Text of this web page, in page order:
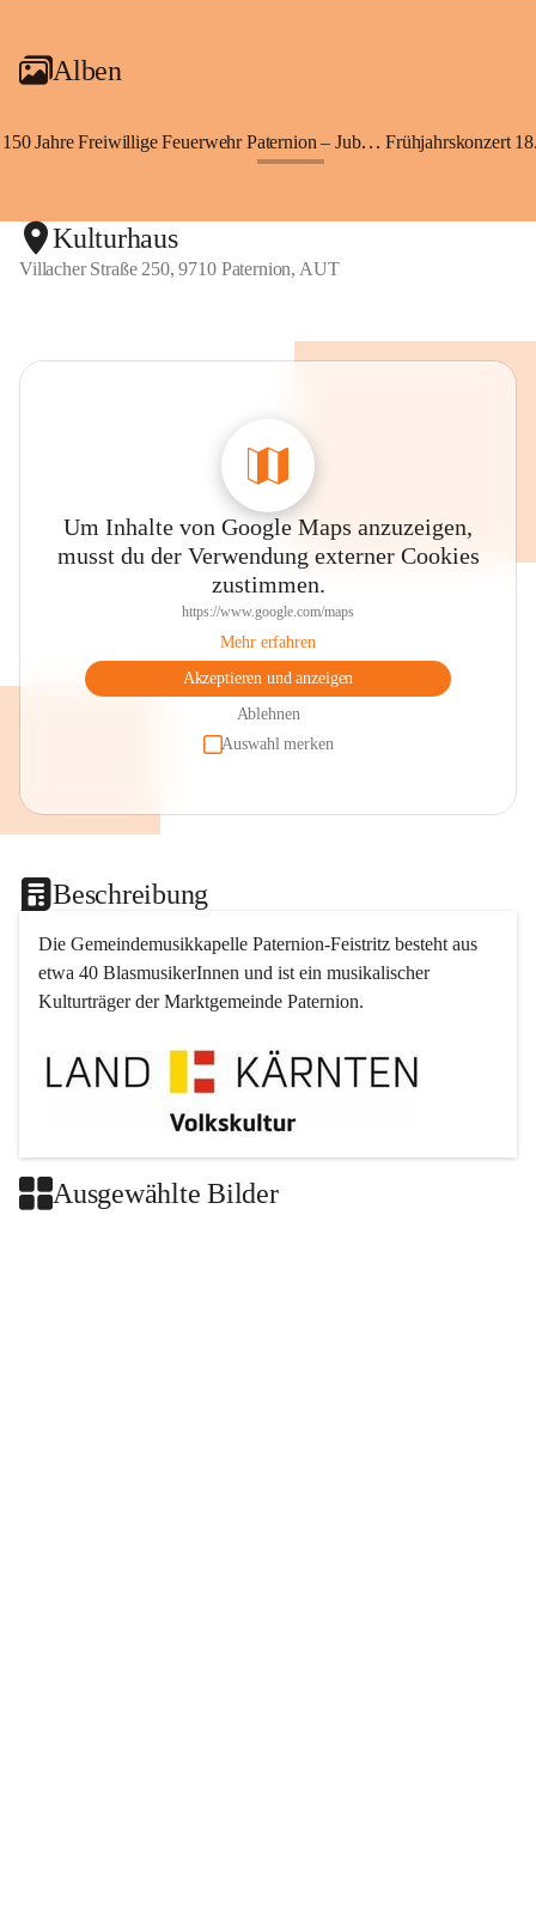
Alben
150 Jahre Freiwillige Feuerwehr Paternion – Jubiläumsfest Frühjahrskonzert
Kulturhaus
Villacher Straße 250, 9710 Paternion, AUT
Um Inhalte von Google Maps anzuzeigen,
musst du der Verwendung externer Cookies
zustimmen.
https://www.google.com/maps
Mehr erfahren
Akzeptieren und anzeigen
Ablehnen
Auswahl merken
Beschreibung
Die Gemeindemusikkapelle Paternion-Feistritz besteht aus
etwa 40 BlasmusikerInnen und ist ein musikalischer
Kulturträger der Marktgemeinde Paternion.
Ausgewählte Bilder